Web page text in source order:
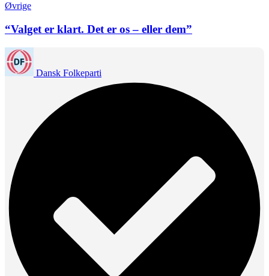
Øvrige
“Valget er klart. Det er os – eller dem”
Dansk Folkeparti